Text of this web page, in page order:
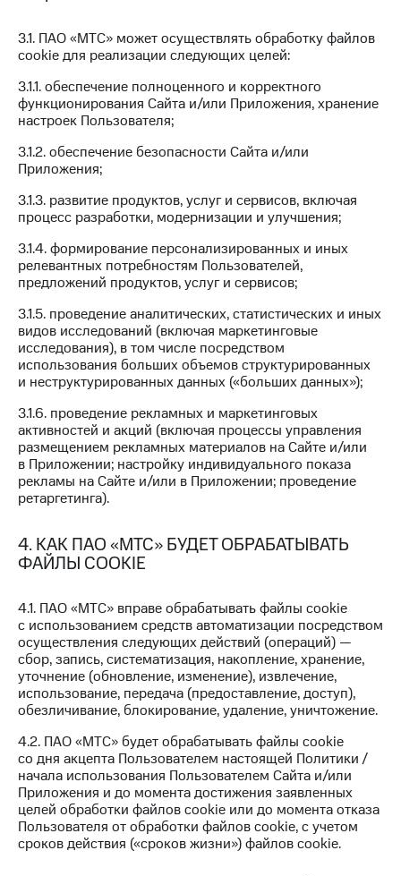
доход 15%
и
переводы
номер
МТС
Настройки
автоплатежа
Пополнить
номер
другого
оператора
Оплата
интернета
и
ТВ
Переводы
с
телефона
на карту
Оплата
по QR-
за границей
магазин
Смартфоны
Наушники
и
колонки
Умные
часы
и
трекеры
Умный
покупке
со связью
3.1. ПАО «МТС» может осуществлять обработку файлов
cookie для реализации следующих целей:
3.1.1. обеспечение полноценного и корректного
функционирования Сайта и/или Приложения, хранение
настроек Пользователя;
3.1.2. обеспечение безопасности Сайта и/или
Приложения;
3.1.3. развитие продуктов, услуг и сервисов, включая
процесс разработки, модернизации и улучшения;
3.1.4. формирование персонализированных и иных
релевантных потребностям Пользователей,
предложений продуктов, услуг и сервисов;
3.1.5. проведение аналитических, статистических и иных
видов исследований (включая маркетинговые
исследования), в том числе посредством
использования больших объемов структурированных
и неструктурированных данных («больших данных»);
3.1.6. проведение рекламных и маркетинговых
активностей и акций (включая процессы управления
размещением рекламных материалов на Сайте и/или
в Приложении; настройку индивидуального показа
рекламы на Сайте и/или в Приложении; проведение
ретаргетинга).
4. КАК ПАО «МТС» БУДЕТ ОБРАБАТЫВАТЬ
ФАЙЛЫ COOKIE
4.1. ПАО «МТС» вправе обрабатывать файлы cookie
с использованием средств автоматизации посредством
осуществления следующих действий (операций) —
сбор, запись, систематизация, накопление, хранение,
уточнение (обновление, изменение), извлечение,
использование, передача (предоставление, доступ),
обезличивание, блокирование, удаление, уничтожение.
4.2. ПАО «МТС» будет обрабатывать файлы cookie
со дня акцепта Пользователем настоящей Политики /
начала использования Пользователем Сайта и/или
Приложения и до момента достижения заявленных
целей обработки файлов cookie или до момента отказа
Пользователя от обработки файлов cookie, с учетом
сроков действия («сроков жизни») файлов cookie.